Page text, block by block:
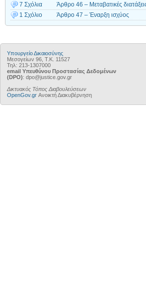
7 Σχόλια
Άρθρο 46 – Μεταβατικές
1 Σχόλιο
Άρθρο 47 – Έναρξη ισχύος
Υπουργείο Δικαιοσύνης
Μεσογείων 96, Τ.Κ. 11527
Τηλ: 213-1307000
email Υπευθύνου Προστασίας Δεδομένων
(DPO): dpo@justice.gov.gr
Δικτυακός Τόπος Διαβουλεύσεων
OpenGov.gr Ανοικτή Διακυβέρνηση